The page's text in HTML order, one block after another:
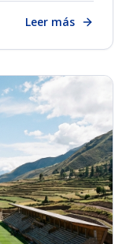
Leer más